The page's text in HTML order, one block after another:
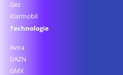
Gez
Klarmobil
Technologie
Avira
DAZN
GMX